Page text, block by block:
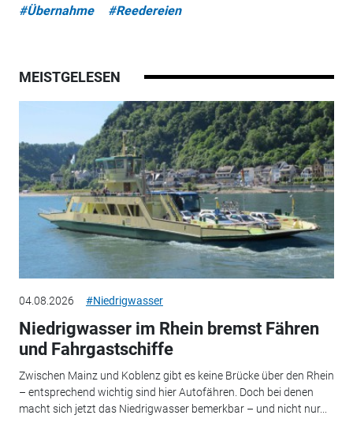
#Übernahme #Reedereien
MEISTGELESEN
04.08.2026 #Niedrigwasser
Niedrigwasser im Rhein bremst Fähren
und Fahrgastschiffe
Zwischen Mainz und Koblenz gibt es keine Brücke über den Rhein
– entsprechend wichtig sind hier Autofähren. Doch bei denen
macht sich jetzt das Niedrigwasser bemerkbar – und nicht nur...